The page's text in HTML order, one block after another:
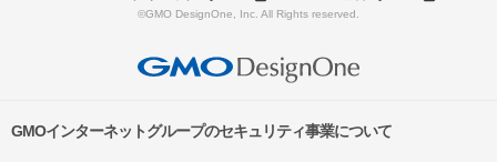
©GMO DesignOne, Inc. All Rights reserved.
GMOインターネットグループのセキュリティ事業について